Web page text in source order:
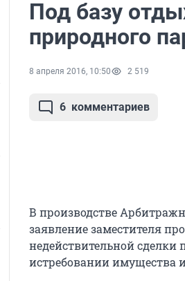
Под базу
природного
8 апреля 2016, 10:50 2 519
6 комментариев
В производстве
заявление заместителя
недействительной сделки
истребовании имущества